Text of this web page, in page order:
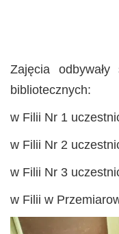
Zajęcia
bibliotecznych:
w Filii Nr 1
w Filii Nr 2
w Filii Nr 3
w Filii w